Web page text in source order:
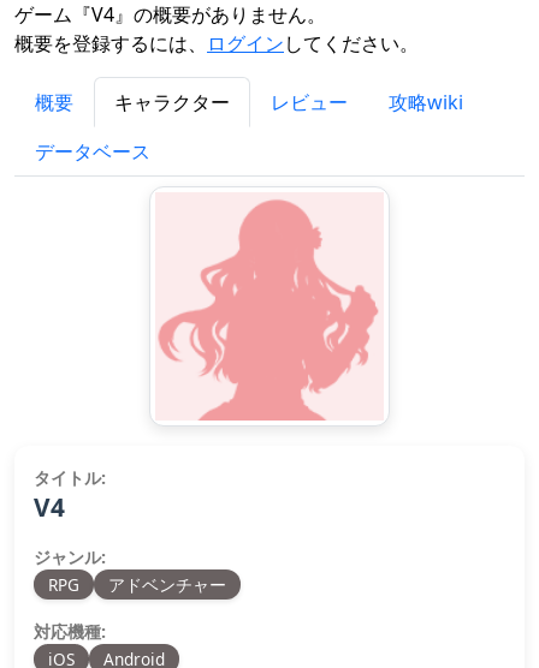
ゲーム『V4』の概要がありません。
概要を登録するには、
ログインしてください。
概要 キャラクター レビュー
攻略wiki
データベース
タイトル:
V4
ジャンル:
RPG
アドベンチャー
対応機種:
iOS
Android